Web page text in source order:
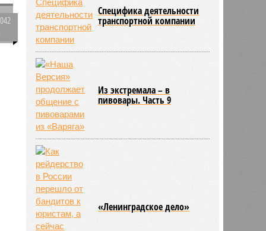
Специфика деятельности
транспортной компании
Из экстремала – в
пивовары. Часть 9
«Ленинградское дело»